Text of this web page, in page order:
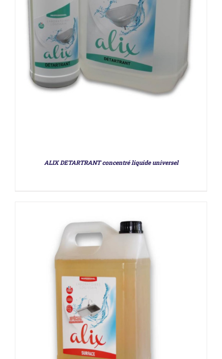
ALIX DETARTRANT concentré liquide universel